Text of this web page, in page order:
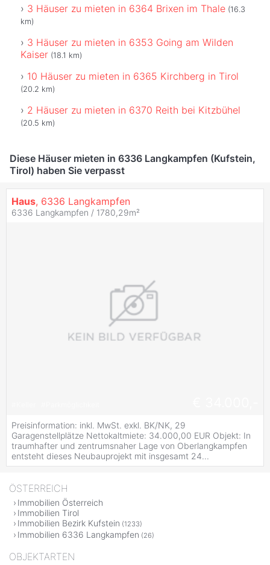
3 Häuser zu mieten in 6364 Brixen im Thale (16.3
km)
3 Häuser zu mieten in 6353 Going am Wilden
Kaiser (18.1 km)
10 Häuser zu mieten in 6365 Kirchberg in Tirol
(20.2 km)
2 Häuser zu mieten in 6370 Reith bei Kitzbühel
(20.5 km)
Diese Häuser mieten in 6336 Langkampfen (Kufstein,
Tirol) haben Sie verpasst
Haus, 6336 Langkampfen
6336 Langkampfen / 1780,29m²
Preisinformation: inkl. MwSt. exkl. BK/NK, 29
Garagenstellplätze Nettokaltmiete: 34.000,00 EUR Objekt: In
traumhafter und zentrumsnaher Lage von Oberlangkampfen
entsteht dieses Neubauprojekt mit insgesamt 24...
ÖSTERREICH
Immobilien Österreich
Immobilien Tirol
Immobilien Bezirk Kufstein (1233)
Immobilien 6336 Langkampfen (26)
OBJEKTARTEN